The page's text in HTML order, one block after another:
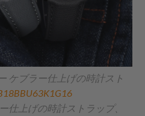
ケブラー仕上げの時計スト
仕上げの時計ストラップ、